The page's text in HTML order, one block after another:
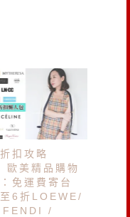
扣攻略
歐美精品購物
免運費寄台
6折LOEWE/
/